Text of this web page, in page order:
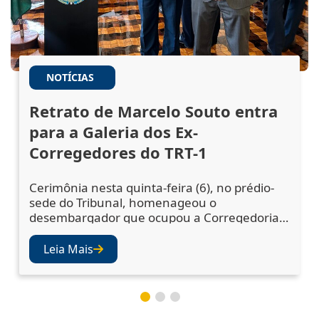
NOTÍCIAS
Retrato de Marcelo Souto entra
para a Galeria dos Ex-
Corregedores do TRT-1
Cerimônia nesta quinta-feira (6), no prédio-
sede do Tribunal, homenageou o
desembargador que ocupou a Corregedoria
Regional no biênio 2023/2025 A cerimônia de
descerramento do retrato do desembargador
Marcelo Augusto Souto de Oliveira,
corregedor regional no biênio 2023/2025,
ocorreu nesta quinta-feira (6), no Salão Nobre
do TRT-1. A solenidade confirmou a inclusão
Leia Mais